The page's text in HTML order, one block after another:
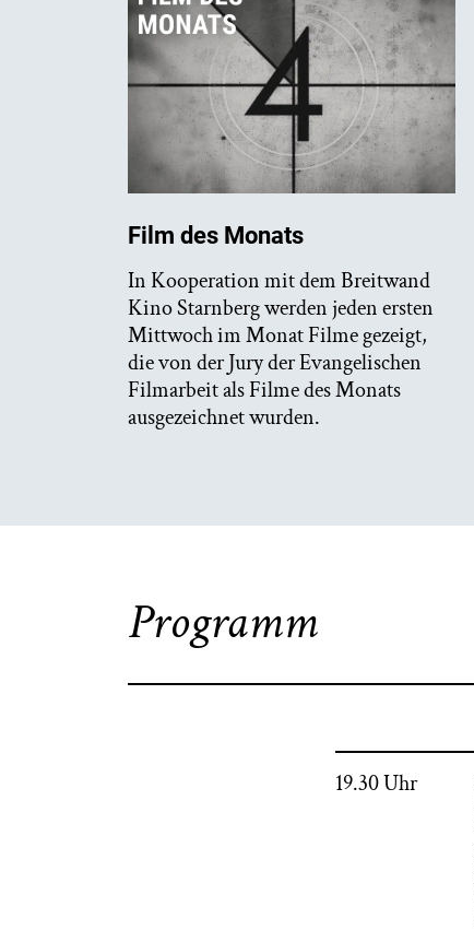
Film des Monats
In Kooperation mit dem Breitwand
Kino Starnberg werden jeden ersten
Mittwoch im Monat Filme gezeigt,
die von der Jury der Evangelischen
Filmarbeit als Filme des Monats
ausgezeichnet wurden.
Programm
19.30 Uhr